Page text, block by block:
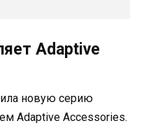
Adaptive
новую серию
Adaptive Accessories.